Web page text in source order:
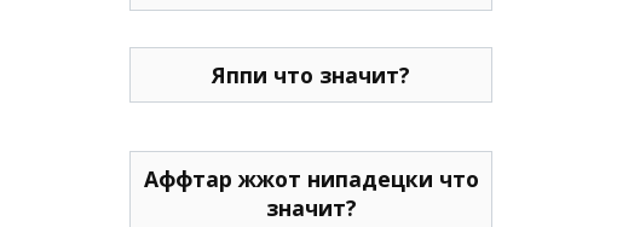
Яппи что значит?
Аффтар жжот нипадецки что
значит?